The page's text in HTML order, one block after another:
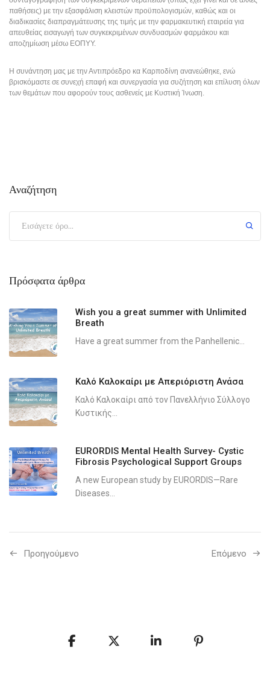
παθήσεις) με την εξασφάλιση κλειστών προϋπολογισμών, καθώς και οι
διαδικασίες διαπραγμάτευσης της τιμής με την φαρμακευτική εταιρεία για
απευθείας εισαγωγή των συγκεκριμένων συνδυασμών φαρμάκου και
αποζημίωση μέσω ΕΟΠΥΥ.
Η συνάντηση μας με την Αντιπρόεδρο κα Καρποδίνη ανανεώθηκε, ενώ
βρισκόμαστε σε συνεχή επαφή και συνεργασία για συζήτηση και επίλυση όλων
των θεμάτων που αφορούν τους ασθενείς με Κυστική Ίνωση.
Αναζήτηση
Πρόσφατα άρθρα
Wish you a great summer with Unlimited
Breath
Have a great summer from the Panhellenic...
Καλό Καλοκαίρι με Απεριόριστη Ανάσα
Καλό Καλοκαίρι από τον Πανελλήνιο Σύλλογο
Κυστικής...
EURORDIS Mental Health Survey- Cystic
Fibrosis Psychological Support Groups
A new European study by EURORDIS—Rare
Diseases...
Προηγούμενo Επόμενο